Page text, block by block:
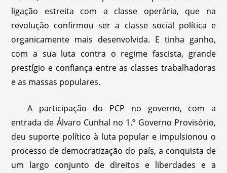
ligação estreita com a classe operária, que na
revolução confirmou ser a classe social política e
organicamente mais desenvolvida. E tinha ganho,
com a sua luta contra o regime fascista, grande
prestígio e confiança entre as classes trabalhadoras
e as massas populares.
A participação do PCP no governo, com a
entrada de Álvaro Cunhal no 1.º Governo Provisório,
deu suporte político à luta popular e impulsionou o
processo de democratização do país, a conquista de
um largo conjunto de direitos e liberdades e a